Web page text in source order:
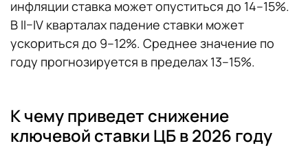
инфляции ставка может опуститься до 14–15%.
В II–IV кварталах падение ставки может
ускориться до 9–12%. Среднее значение по
году прогнозируется в пределах 13–15%.
К чему приведет снижение
ключевой ставки ЦБ в 2026 году